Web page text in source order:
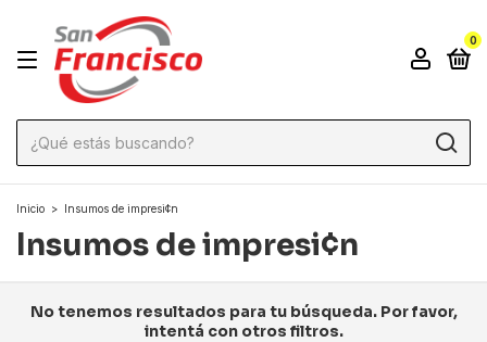
0
Inicio > Insumos de impresi¢n
Insumos de impresi¢n
No tenemos resultados para tu búsqueda. Por favor,
intentá con otros filtros.